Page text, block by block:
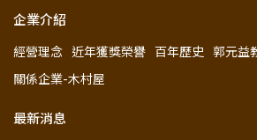
企業介紹
經營理念 近年獲獎榮譽 百年歷史 郭元益
關係企業-木村屋
最新消息